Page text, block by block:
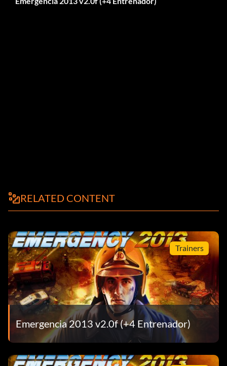
RELATED CONTENT
Trainers
Emergencia 2013 v2.0f (+4 Entrenador)